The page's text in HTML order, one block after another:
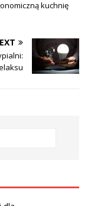
kuchnię